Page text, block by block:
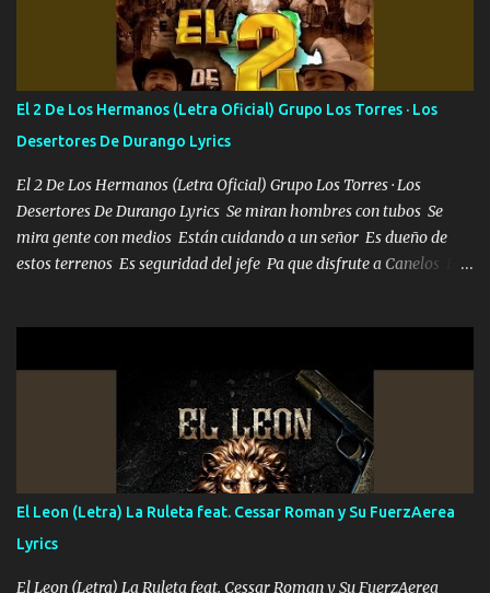
Francia ropa de 100.000 bolas Louis vuitton es mi fragancia
repleta de presidentes la bolsa estoy en mi pic si no se han dado
cuenta chequeen gráficas del kitch
El 2 De Los Hermanos (Letra Oficial) Grupo Los Torres · Los
Desertores De Durango Lyrics
El 2 De Los Hermanos (Letra Oficial) Grupo Los Torres · Los
Desertores De Durango Lyrics Se miran hombres con tubos Se
mira gente con medios Están cuidando a un señor Es dueño de
estos terrenos Es seguridad del jefe Pa que disfrute a Canelos Es
ni tampoco las mujeres porque es platica de grandes por eso hay
que estar alegres doy las instrucciones para atender los deberes
Música Si es que salta algún problema de confianza tengo gente
ahí está el Hombre Cuarenta y también Pariente 7 arreglan
cualquier problema no más es cuestión que ordené NOS HACE
FALTA UN HERMANO DE CLAVE ERA EL 24 SIEMPRE FUE UN
HOMBRE VALIENTE POR ALGO M'URIÓ PELEAND0 SIEMPRE
VIO POR LA FAMILIA PARA QUE SIGA EL LEGADO Es el DOS de
los HERMANOS un cerebro inteligente y com...
El Leon (Letra) La Ruleta feat. Cessar Roman y Su FuerzAerea
Lyrics
El Leon (Letra) La Ruleta feat. Cessar Roman y Su FuerzAerea